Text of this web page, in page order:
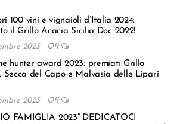
100 vini e vignaioli d’Italia 2024:
il Grillo Acacia Sicilia Doc 2022!
2023 Off
hunter award 2023: premiati Grillo
Secca del Capo e Malvasia delle Lipari
2023 Off
FAMIGLIA 2023” DEDICATOCI